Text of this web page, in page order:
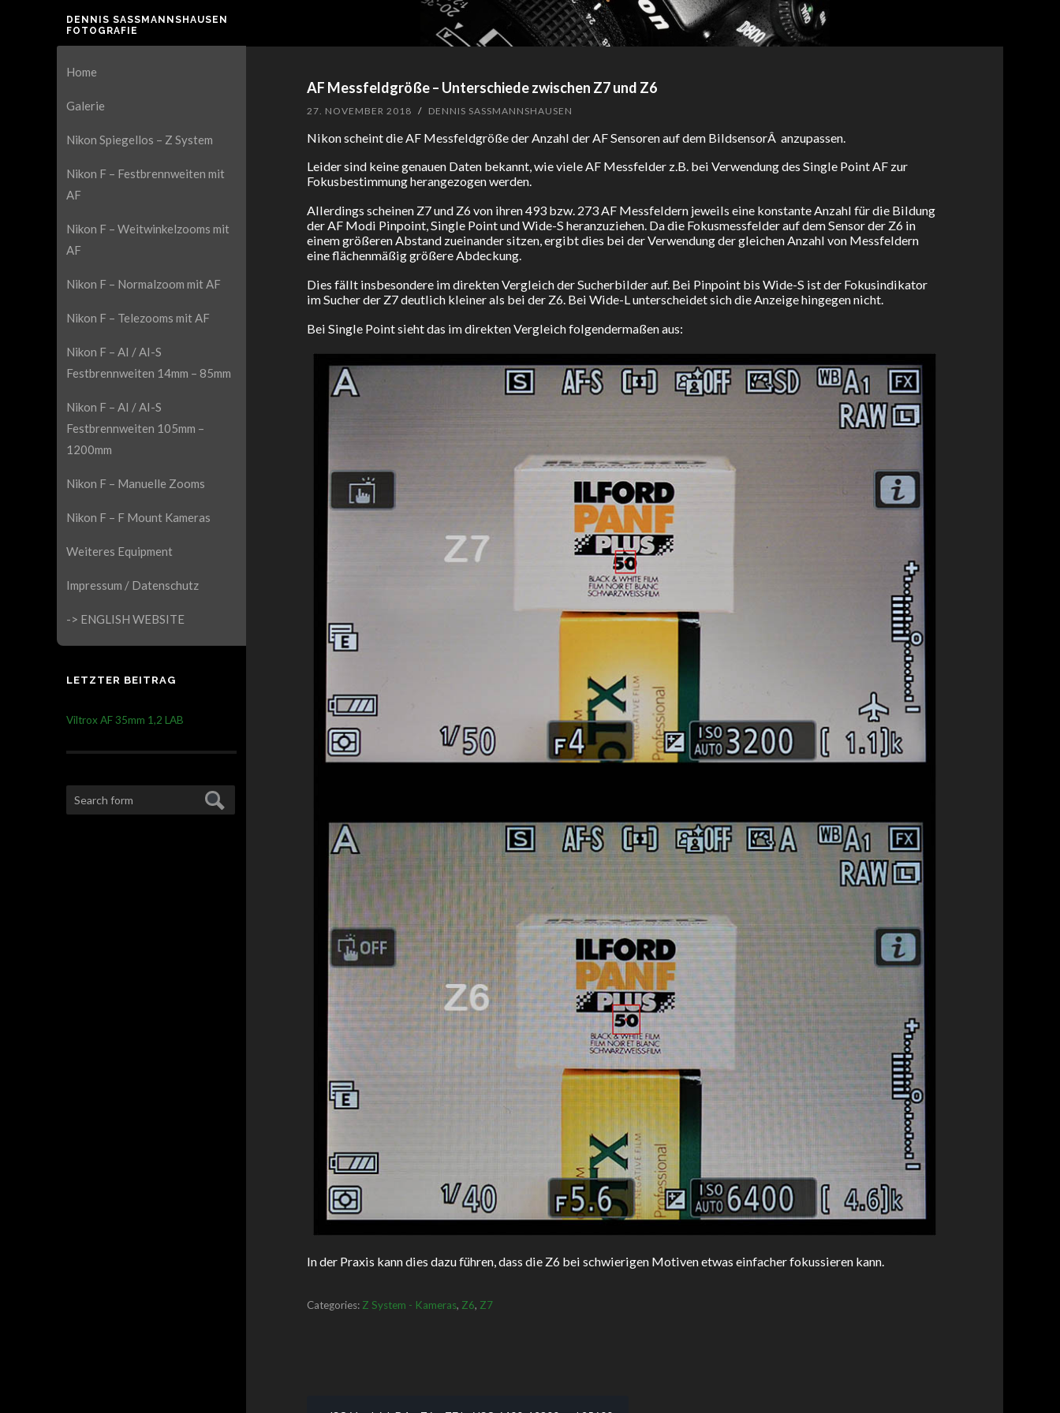
DENNIS SASSMANNSHAUSEN F
OTOGRAFIE
Home
Galerie
Nikon Spiegellos – Z System
Nikon F – Festbrennweiten mit
AF
Nikon F – Weitwinkelzooms mit
AF
Nikon F – Normalzoom mit AF
Nikon F – Telezooms mit AF
Nikon F – AI / AI-S
Festbrennweiten 14mm – 85mm
Nikon F – AI / AI-S
Festbrennweiten 105mm –
1200mm
Nikon F – Manuelle Zooms
Nikon F – F Mount Kameras
Weiteres Equipment
Impressum / Datenschutz
-> ENGLISH WEBSITE
LETZTER BEITRAG
Viltrox AF 35mm 1,2 LAB
AF Messfeldgröße – Unterschiede zwischen Z7 und Z6
27. NOVEMBER 2018 / DENNIS SASSMANNSHAUSEN
Nikon scheint die AF Messfeldgröße der Anzahl der AF Sensoren auf dem BildsensorÂ anzupassen.
Leider sind keine genauen Daten bekannt, wie viele AF Messfelder z.B. bei Verwendung des Single Point AF zur
Fokusbestimmung herangezogen werden.
Allerdings scheinen Z7 und Z6 von ihren 493 bzw. 273 AF Messfeldern jeweils eine konstante Anzahl für die Bildung
der AF Modi Pinpoint, Single Point und Wide-S heranzuziehen. Da die Fokusmessfelder auf dem Sensor der Z6 in
einem größeren Abstand zueinander sitzen, ergibt dies bei der Verwendung der gleichen Anzahl von Messfeldern
eine flächenmäßig größere Abdeckung.
Dies fällt insbesondere im direkten Vergleich der Sucherbilder auf. Bei Pinpoint bis Wide-S ist der Fokusindikator
im Sucher der Z7 deutlich kleiner als bei der Z6. Bei Wide-L unterscheidet sich die Anzeige hingegen nicht.
Bei Single Point sieht das im direkten Vergleich folgendermaßen aus:
In der Praxis kann dies dazu führen, dass die Z6 bei schwierigen Motiven etwas einfacher fokussieren kann.
Categories: Z System - Kameras, Z6, Z7